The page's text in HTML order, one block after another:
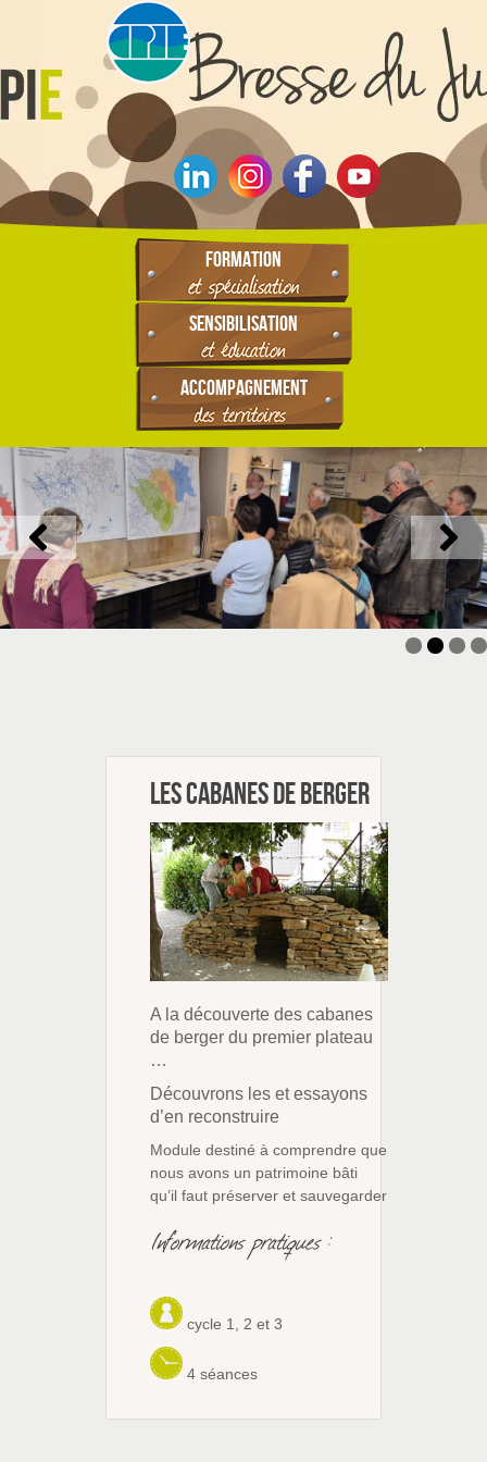
FORMATION
SENSIBILISATION
ACCOMPAGNEMENT
Les cabanes de berger
A la découverte des cabanes
de berger du premier plateau
…
Découvrons les et essayons
d’en reconstruire
Module destiné à comprendre que
nous avons un patrimoine bâti
qu’il faut préserver et sauvegarder
Informations pratiques :
cycle 1, 2 et 3
4 séances